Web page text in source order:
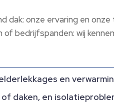
dak: onze ervaring en
bedrijfspanden: wij
en
daken, en